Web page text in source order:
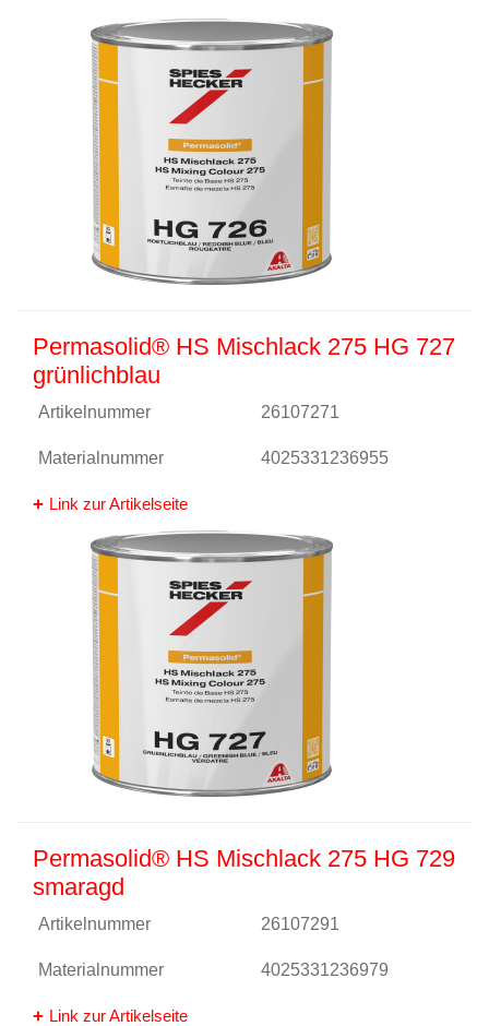
Permasolid® HS Mischlack 275 HG 727
grünlichblau
Artikelnummer 26107271
Materialnummer 4025331236955
Link zur Artikelseite
Permasolid® HS Mischlack 275 HG 729
smaragd
Artikelnummer 26107291
Materialnummer 4025331236979
Link zur Artikelseite